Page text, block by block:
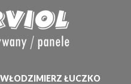
ŁUCZKO